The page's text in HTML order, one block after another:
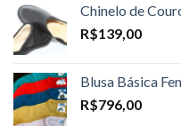
Chinelo de
R$139,00
Blusa Básica
R$796,00